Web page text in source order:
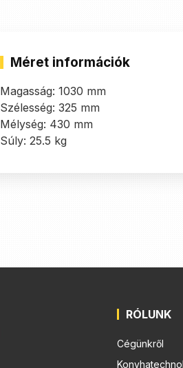
Méret információk
Magasság: 1030 mm
Szélesség: 325 mm
Mélység: 430 mm
Súly: 25.5 kg
RÓLUNK
Cégünkről